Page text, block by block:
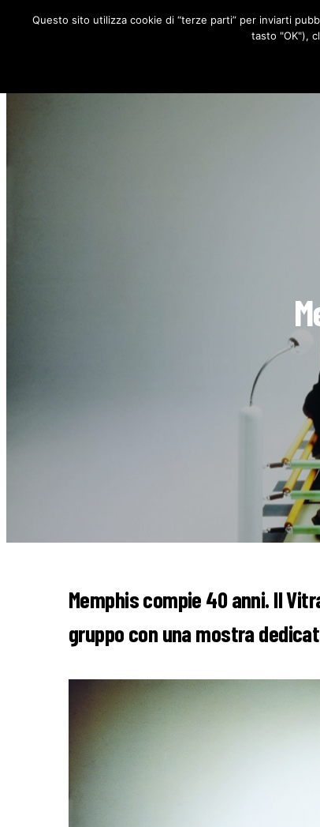
Memphis compie 40 anni. Il
gruppo con una mostra
Questo sito utilizza cookie di “terze parti” per inviarti
tasto "OK"),